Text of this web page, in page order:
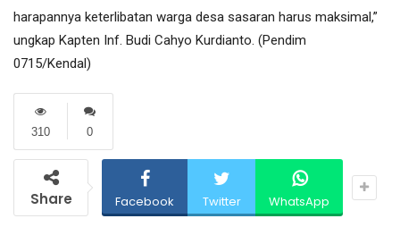
harapannya keterlibatan warga desa sasaran harus maksimal,”
ungkap Kapten Inf. Budi Cahyo Kurdianto. (Pendim
0715/Kendal)
0
310
Share Facebook Twitter WhatsApp